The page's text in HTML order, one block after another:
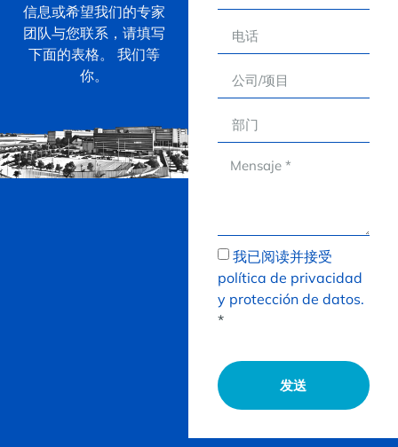
信息或希望我们的专家
团队与您联系，请填写
下面的表格。 我们等
你。
我已阅读并接受
política de privacidad
y protección de datos.
*
发送